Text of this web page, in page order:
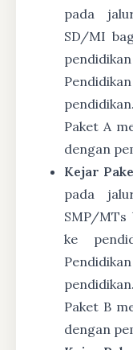
pada
SD/MI
Paket A
dengan
Kejar
pada
SMP/MTs
ke
Paket B
dengan